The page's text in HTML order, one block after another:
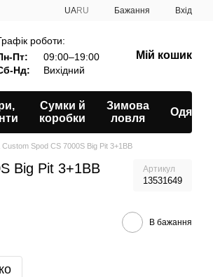
UARU Бажання Вхід
роботи:
Пт:
09:00–19:00
Нд:
Вихідний
Мій кошик
Сумки й
коробки
Зимова
ловля
Одяг
Spod CS 7000S Big Pit 3+1BB
Big Pit 3+1BB Артикул
13531649
В бажання